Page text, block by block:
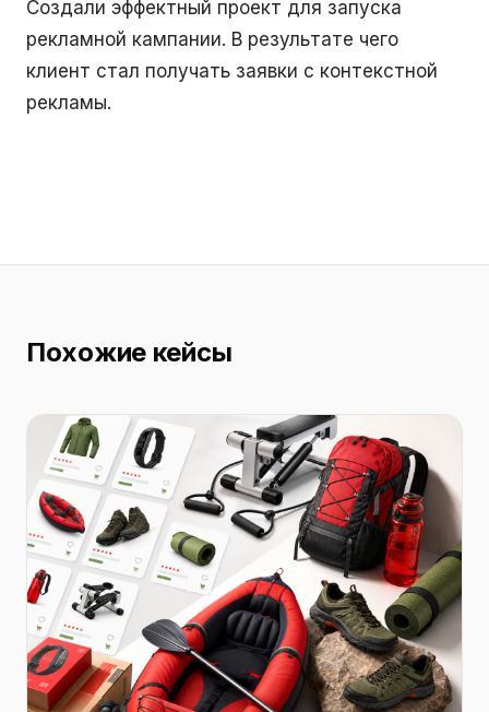
Создали эффектный проект для запуска
рекламной кампании. В результате чего
клиент стал получать заявки с контекстной
рекламы.
Похожие кейсы